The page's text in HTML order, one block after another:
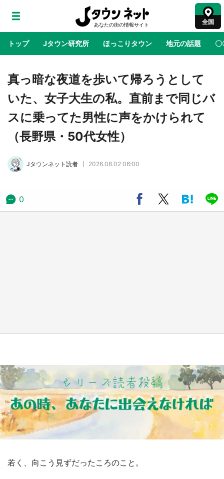
全国
トップ Jタウン研究所 ほっこりタウン 地元の話題 〇
地域×二次元 絶景 あの時はありがとう 物語がはじ
アニメ『はたらく細胞』と神奈川県の3度目コ
ラボ 作品の世界観通じて「小児がん」学べる
【8／10～31※平日限定】
太郎グッズ買える 銀座・博品館TOY PARKへ
ラプラス・ダークネスが栃木県を征服！？ 県
公式プロモ動画で「聖地」が生産されてます
真っ暗な夜道を歩いて帰ろうとして
いた、女子大生の私。直前まで同じバ
スに乗ってた男性に声をかけられて
（長野県・50代女性）
Jタウンネット読者 2026.06.02 06:00
0
若く、向こう見ずだったころのこと。